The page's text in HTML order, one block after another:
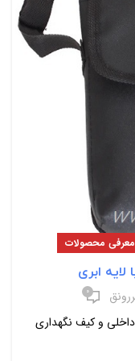
معرفی محصولات
ابری
۰
داخلی و کیف نگهداری